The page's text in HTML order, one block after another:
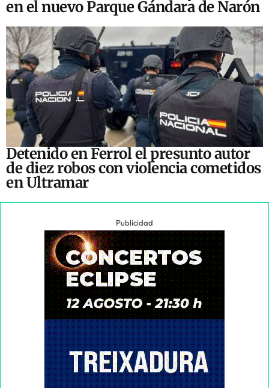
en el nuevo Parque Gándara de Narón
Detenido en Ferrol el presunto autor
de diez robos con violencia cometidos
en Ultramar
Publicidad